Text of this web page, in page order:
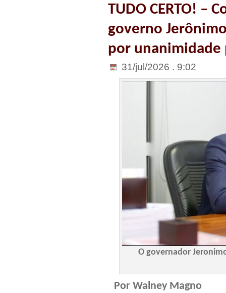
TUDO CERTO! –
governo
por unanimidade
31/jul/2026 . 9:02
O governador
Por Walney Magno